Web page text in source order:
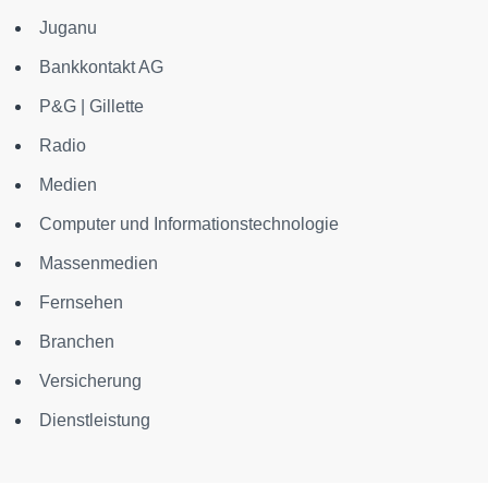
Juganu
Bankkontakt AG
P&G | Gillette
Radio
Medien
Computer und Informationstechnologie
Massenmedien
Fernsehen
Branchen
Versicherung
Dienstleistung